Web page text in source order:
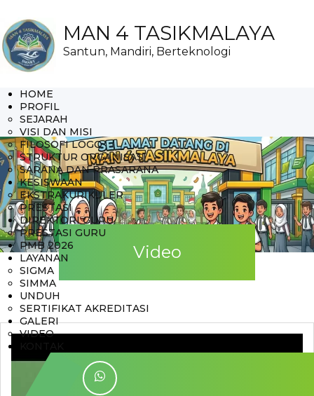
MAN 4 TASIKMALAYA
Santun, Mandiri, Berteknologi
HOME
PROFIL
SEJARAH
VISI DAN MISI
FILOSOFI LOGO
STRUKTUR ORGANISASI
SARANA DAN PRASARANA
KESISWAAN
EKSTRAKURIKULER
PRESTASI
DIREKTORI GURU
PRESTASI GURU
PMB 2026
LAYANAN
SIGMA
SIMMA
UNDUH
SERTIFIKAT AKREDITASI
GALERI
VIDEO
Video